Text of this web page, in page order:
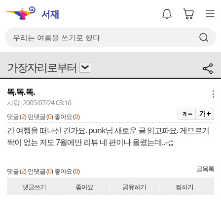
가장자리로부터
똑.똑.똑.
사량 2005/07/24 03:16
댓글 (2) 먼댓글 (0) 좋아요 (0)
긴 여행을 떠나신 건가요. punk님 새로운 글 읽고파요. 게으르기
짝이 없는 저도 7월에만 리뷰 네 편이나 올렸는데..--;;;
댓글 (2) 먼댓글 (0) 좋아요 (0) 글목록
댓글쓰기 좋아요 공유하기 찜하기